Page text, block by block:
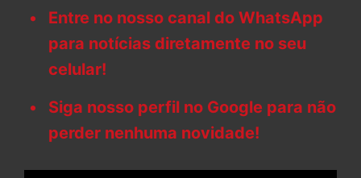
Entre no nosso canal do WhatsApp
para notícias diretamente no seu
celular!
Siga nosso perfil no Google para não
perder nenhuma novidade!